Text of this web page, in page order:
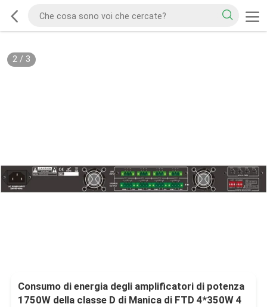
2/ 3
Consumo di energia degli amplificatori di potenza
1750W della classe D di Manica di FTD 4*350W 4